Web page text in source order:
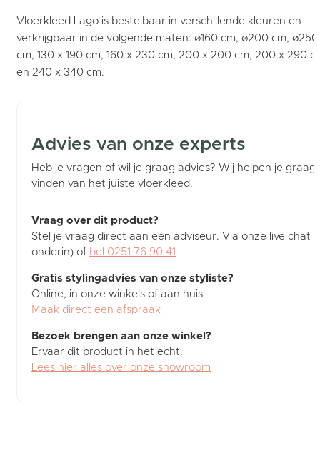
Vloerkleed Lago is bestelbaar in verschillende kleuren en
verkrijgbaar in de volgende maten: ø160 cm, ø200 cm, ø250
cm, 130 x 190 cm, 160 x 230 cm, 200 x 200 cm, 200 x 290
en 240 x 340 cm.
Advies van onze experts
Heb je vragen of wil je graag advies? Wij helpen je graag
vinden van het juiste vloerkleed.
Vraag over dit product?
Stel je vraag direct aan een adviseur. Via onze live chat
onderin) of bel 0251 76 90 41
Gratis stylingadvies van onze styliste?
Online, in onze winkels of aan huis.
Maak direct een afspraak
Bezoek brengen aan onze winkel?
Ervaar dit product in het echt.
Lees hier alles over onze showroom